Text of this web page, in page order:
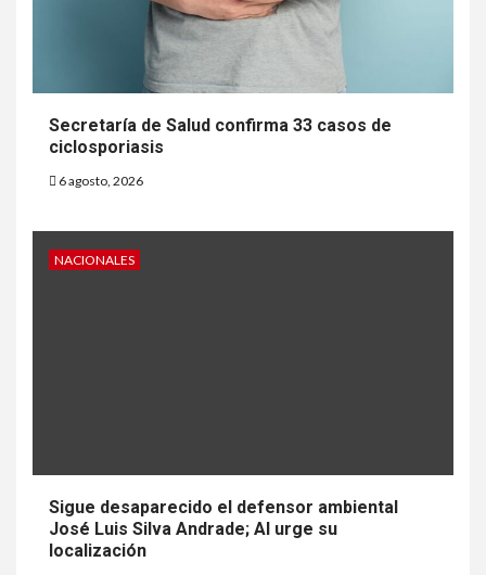
Secretaría de Salud confirma 33 casos de
ciclosporiasis
6 agosto, 2026
NACIONALES
Sigue desaparecido el defensor ambiental
José Luis Silva Andrade; AI urge su
localización